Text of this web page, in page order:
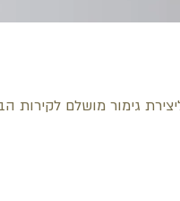
גימור מושלם לקירות